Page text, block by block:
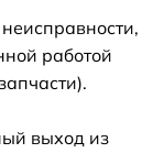
работой
выход из